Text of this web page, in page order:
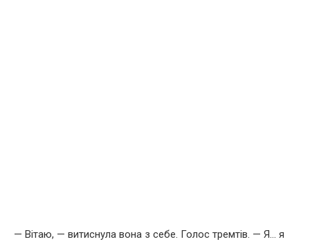
— Вітаю, — витиснула вона з себе. Голос тремтів. — Я… я